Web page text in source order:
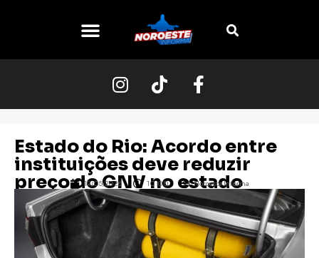
Estado do Rio: Acordo entre
instituições deve reduzir
preço do GNV no estado
19/05/2026 10:00 Noroeste Informa